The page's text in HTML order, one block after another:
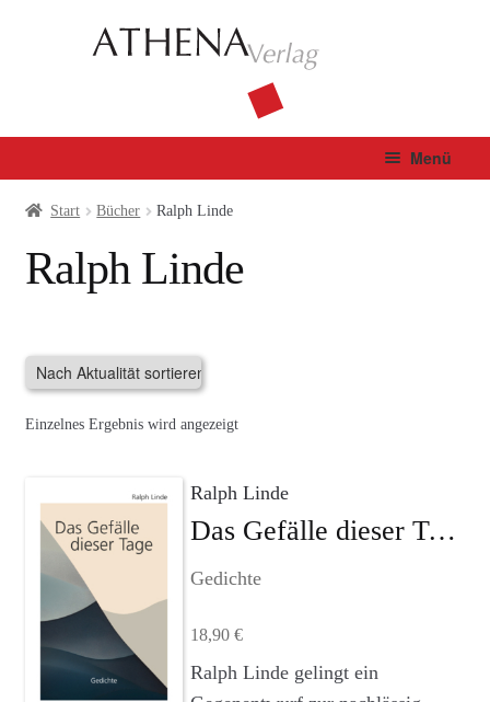
Menü
Verlag
Bücher
Agenturleistungen
c
c
Start Bücher Ralph Linde
Ralph Linde
Einzelnes Ergebnis wird angezeigt
Ralph Linde
Das Gefälle dieser Tage
Gedichte
18,90 €
Ralph Linde gelingt ein